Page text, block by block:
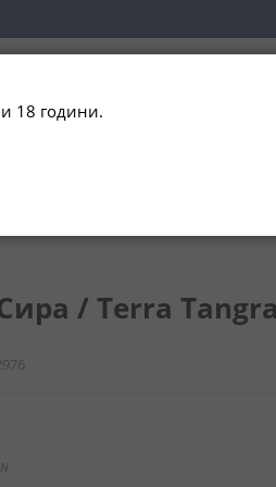
ПРЕДЛОЖЕНИЯ
/ Terra
18 години.